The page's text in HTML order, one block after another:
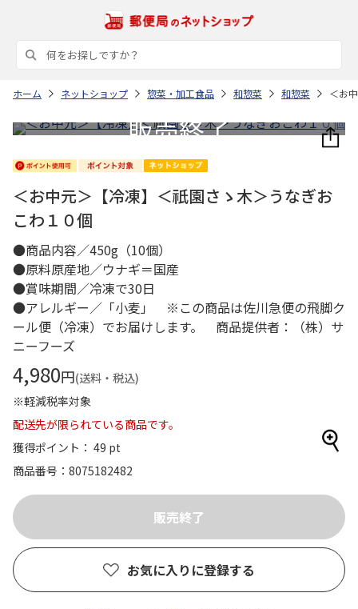
ホーム ネットショップ 惣菜・加工食品 和惣菜 和惣菜 ＜お
＜お中元＞【冷凍】＜祇園さゝ木＞うなぎお
こわ１０個
●商品内容／450g（10個）
●原料原産地／ウナギ＝国産
●賞味期間／冷凍で30日
●アレルギー／「小麦」 ※この商品は佐川急便の飛脚ク
ール便（冷凍）でお届けします。 商品提供者：（株）サ
ニーフーズ
4,980円(送料・税込)
※軽減税率対象
配送先が限られている商品です。
獲得ポイント： 49 pt
商品番号
8075182482
お気に入りに登録する